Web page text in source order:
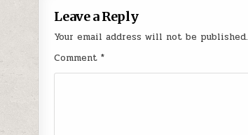
Leave a Reply
Your email address will not be published.
Comment*